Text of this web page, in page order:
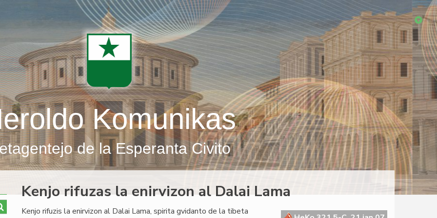
Komunikas
de la Esperanta Civito
Kenjo rifuzas la enirvizon al Dalai Lama
Kenjo rifuzis la enirvizon al Dalai Lama, spirita gvidanto de la tibeta